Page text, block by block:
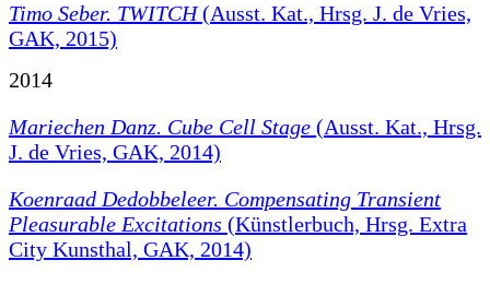
Timo Seber. TWITCH(Ausst. Kat., Hrsg. J. de Vries,
GAK, 2015)
2014
Mariechen Danz. Cube Cell Stage (Ausst. Kat., Hrsg.
J. de Vries, GAK, 2014)
Koenraad Dedobbeleer. Compensating Transient
Pleasurable Excitations (Künstlerbuch, Hrsg. Extra
City Kunsthal, GAK, 2014)